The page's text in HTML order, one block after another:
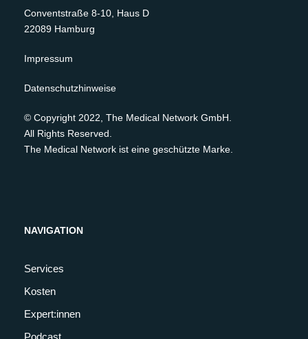
Conventstraße 8-10, Haus D
22089 Hamburg
Impressum
Datenschutzhinweise
© Copyright 2022, The Medical Network GmbH.
All Rights Reserved.
The Medical Network ist eine geschützte Marke.
NAVIGATION
Services
Kosten
Expert:innen